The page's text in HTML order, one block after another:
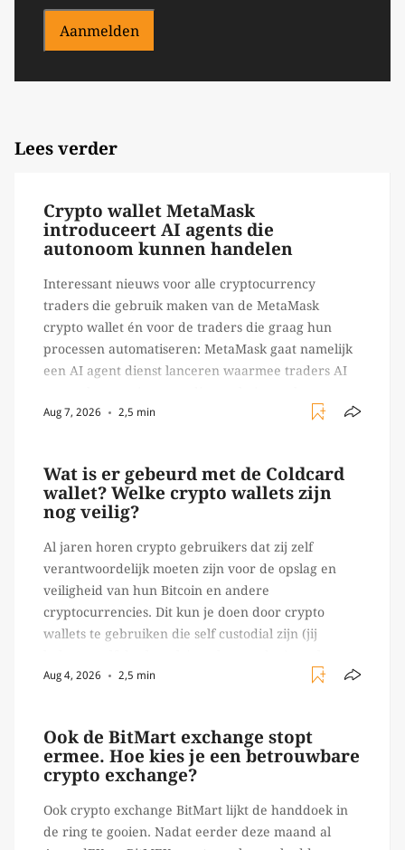
Aanmelden
Lees verder
Crypto wallet MetaMask
introduceert AI agents die
autonoom kunnen handelen
Interessant nieuws voor alle cryptocurrency
traders die gebruik maken van de MetaMask
crypto wallet én voor de traders die graag hun
processen automatiseren: MetaMask gaat namelijk
een AI agent dienst lanceren waarmee traders AI
verrichten, zoals het daadwerkelijk uitvoeren van
Aug 7, 2026 2,5 min
Wat is er gebeurd met de Coldcard
wallet? Welke crypto wallets zijn
nog veilig?
Al jaren horen crypto gebruikers dat zij zelf
verantwoordelijk moeten zijn voor de opslag en
veiligheid van hun Bitcoin en andere
cryptocurrencies. Dit kun je doen door crypto
wallets te gebruiken die self custodial zijn (jij
Ledger of Trezor bijvoorbeeld. Echter, op 29 juli
Aug 4, 2026 2,5 min
Ook de BitMart exchange stopt
ermee. Hoe kies je een betrouwbare
crypto exchange?
Ook crypto exchange BitMart lijkt de handdoek in
de ring te gooien. Nadat eerder deze maand al